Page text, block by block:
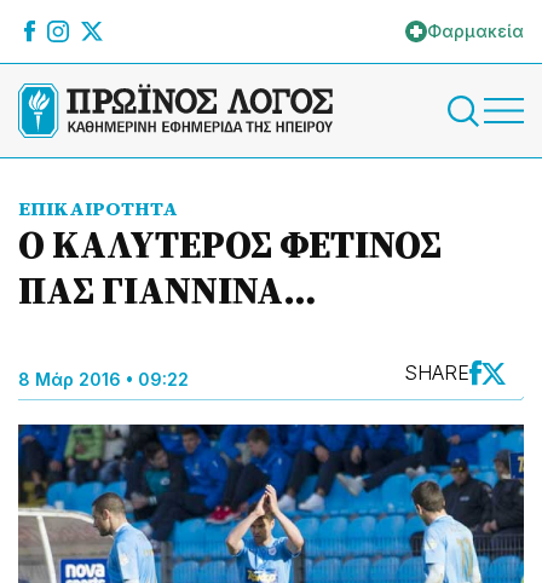
Φαρμακεία
ΕΠΙΚΑΙΡΟΤΗΤΑ
Ο ΚΑΛΥΤΕΡΟΣ ΦΕΤΙΝΟΣ
ΠΑΣ ΓΙΑΝΝΙΝΑ…
8 Μάρ 2016 • 09:22 SHARE